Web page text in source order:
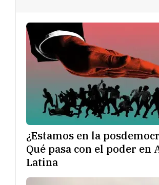
¿Estamos en la
Qué pasa con el poder en
Latina